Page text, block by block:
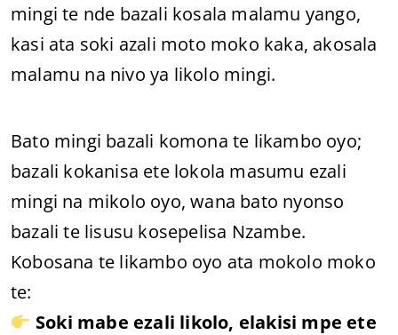
mingi te nde bazali kosala malamu yango,
kasi ata soki azali moto moko kaka, akosala
malamu na nivo ya likolo mingi.
Bato mingi bazali komona te likambo oyo;
bazali kokanisa ete lokola masumu ezali
mingi na mikolo oyo, wana bato nyonso
bazali te lisusu kosepelisa Nzambe.
Kobosana te likambo oyo ata mokolo moko
te:
Soki mabe ezali likolo, elakisi mpe ete